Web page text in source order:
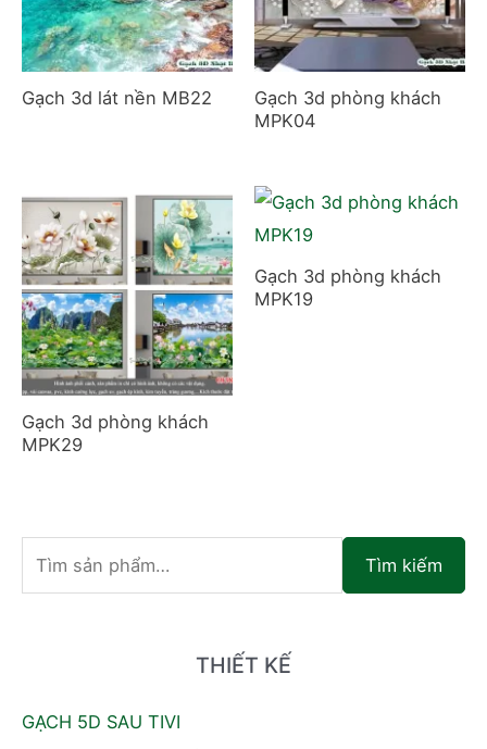
Gạch 3d lát nền MB22
Gạch 3d phòng khách
MPK04
Gạch 3d phòng khách
MPK29
Gạch 3d phòng khách
MPK19
ì
ế
Tìm kiếm
THIẾT KẾ
GẠCH 5D SAU TIVI